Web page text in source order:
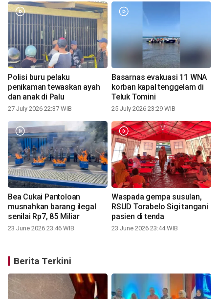
Polisi buru pelaku
penikaman tewaskan ayah
dan anak di Palu
27 July 2026 22:37 WIB
Basarnas evakuasi 11 WNA
korban kapal tenggelam di
Teluk Tomini
25 July 2026 23:29 WIB
Bea Cukai Pantoloan
musnahkan barang ilegal
senilai Rp7, 85 Miliar
23 June 2026 23:46 WIB
Waspada gempa susulan,
RSUD Torabelo Sigi tangani
pasien di tenda
23 June 2026 23:44 WIB
Berita Terkini